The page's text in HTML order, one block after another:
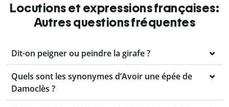
Locutions et expressions françaises:
Autres questions fréquentes
Dit-on peigner ou peindre la girafe ?
Quels sont les synonymes d’Avoir une épée de
Damoclès ?